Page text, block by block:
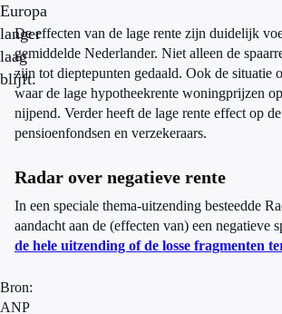
Europa
langer
laag
blijft.
De effecten van de lage rente zijn duidelijk
gemiddelde Nederlander. Niet alleen de
zijn tot dieptepunten gedaald. Ook de situatie
waar de lage hypotheekrente woningprijzen
nijpend. Verder heeft de lage rente effect op
pensioenfondsen en verzekeraars.
Radar over negatieve rente
In een speciale thema-uitzending besteedde
aandacht aan de (effecten van) een negatieve
de hele uitzending of de losse fragmenten
Bron:
ANP